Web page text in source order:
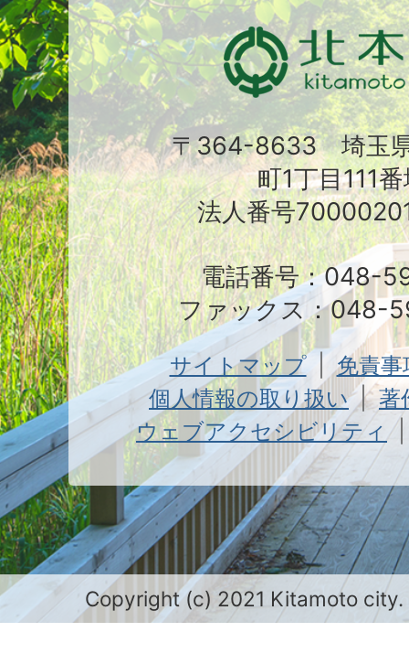
〒364-8633 埼玉
町1丁目111
法人番号
電話番号：048-
ファックス：048-
サイトマップ
免責
個人情報の取り扱い
著
ウェブアクセシビリティ
Copyright (c) 2021 Kitamoto city.